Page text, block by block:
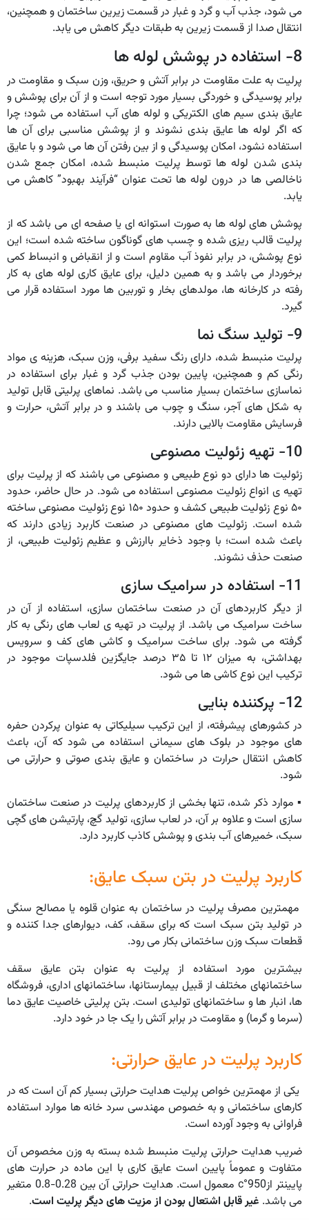
می شود، جذب آب و گرد و غبار در قسمت زیرین ساختمان و همچنین،
انتقال صدا از قسمت زیرین به طبقات دیگر کاهش می یابد.
8- استفاده در پوشش لوله ها
پرلیت به علت مقاومت در برابر آتش و حریق، وزن سبک و مقاومت در
برابر پوسیدگی و خوردگی بسیار مورد توجه است و از آن برای پوشش و
عایق بندی سیم های الکتریکی و لوله های آب استفاده می شود؛ چرا
که اگر لوله ها عایق بندی نشوند و از پوشش مناسبی برای آن ها
استفاده نشود، امکان پوسیدگی و از بین رفتن آن ها می شود و با عایق
بندی شدن لوله ها توسط پرلیت منبسط شده، امکان جمع شدن
ناخالصی ها در درون لوله ها تحت عنوان “فرآیند بهبود” کاهش می
یابد.
پوشش های لوله ها به صورت استوانه ای یا صفحه ای می باشد که از
پرلیت قالب ریزی شده و چسب های گوناگون ساخته شده است؛ این
نوع پوشش، در برابر نفوذ آب مقاوم است و از انقباض و انبساط کمی
برخوردار می باشد و به همین دلیل، برای عایق کاری لوله های به کار
رفته در کارخانه ها، مولدهای بخار و توربین ها مورد استفاده قرار می
گیرد.
9- تولید سنگ نما
پرلیت منبسط شده، دارای رنگ سفید برفی، وزن سبک، هزینه ی مواد
رنگی کم و همچنین، پایین بودن جذب گرد و غبار برای استفاده در
نماسازی ساختمان بسیار مناسب می باشد. نماهای پرلیتی قابل تولید
به شکل های آجر، سنگ و چوب می باشند و در برابر آتش، حرارت و
فرسایش مقاومت بالایی دارند.
10- تهیه زئولیت مصنوعی
زئولیت ها دارای دو نوع طبیعی و مصنوعی می باشند که از پرلیت برای
تهیه ی انواع زئولیت مصنوعی استفاده می شود. در حال حاضر، حدود
۵۰ نوع زئولیت طبیعی کشف و حدود ۱۵۰ نوع زئولیت مصنوعی ساخته
شده است. زئولیت های مصنوعی در صنعت کاربرد زیادی دارند که
باعث شده است؛ با وجود ذخایر باارزش و عظیم زئولیت طبیعی، از
صنعت حذف نشوند.
11- استفاده در سرامیک سازی
از دیگر کاربردهای آن در صنعت ساختمان سازی، استفاده از آن در
ساخت سرامیک می باشد. از پرلیت در تهیه ی لعاب های رنگی به کار
گرفته می شود. برای ساخت سرامیک و کاشی های کف و سرویس
بهداشتی، به میزان ۱۲ تا ۳۵ درصد جایگزین فلدسپات موجود در
ترکیب این نوع کاشی ها می شود.
12- پرکننده بنایی
در کشورهای پیشرفته، از این ترکیب سیلیکاتی به عنوان پرکردن حفره
های موجود در بلوک های سیمانی استفاده می شود که آن، باعث
کاهش انتقال حرارت در ساختمان و عایق بندی صوتی و حرارتی می
شود.
▪︎ موارد ذکر شده، تنها بخشی از کاربردهای پرلیت در صنعت ساختمان
سازی است و علاوه بر آن، در لعاب سازی، تولید گچ، پارتیشن های گچی
سبک، خمیرهای آب بندی و پوشش کاذب کاربرد دارد.
کاربرد پرلیت در بتن سبک عایق:
مهمترین مصرف پرلیت در ساختمان به عنوان قلوه یا مصالح سنگی
در تولید بتن سبک است که برای سقف، کف، دیوارهای جدا کننده و
قطعات سبک وزن ساختمانی بکار می رود.
بیشترین مورد استفاده از پرلیت به عنوان بتن عایق سقف
ساختمانهای مختلف از قبیل بیمارستانها، ساختمانهای اداری، فروشگاه
ها، انبار ها و ساختمانهای تولیدی است. بتن پرلیتی خاصیت عایق دما
(سرما و گرما) و مقاومت در برابر آتش را یک جا در خود دارد.
کاربرد پرلیت در عایق حرارتی:
یکی از مهمترین خواص پرلیت هدایت حرارتی بسیار کم آن است که در
کارهای ساختمانی و به خصوص مهندسی سرد خانه ها موارد استفاده
فراوانی به وجود آورده است.
ضریب هدایت حرارتی پرلیت منبسط شده بسته به وزن مخصوص آن
متفاوت و عموماً پایین است عایق کاری با این ماده در حرارت های
پایینتر از950°c معمول است. هدایت حرارتی آن بین 0.28-0.8 متغیر
می باشد. غیر قابل اشتعال بودن از مزیت های دیگر پرلیت است.